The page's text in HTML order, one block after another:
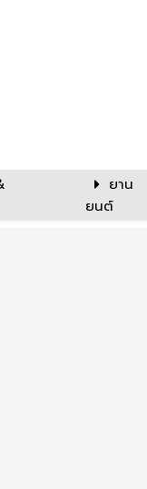
ยาน
ยนต์